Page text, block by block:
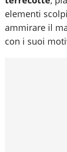
elementi
ammirare il
con i suoi